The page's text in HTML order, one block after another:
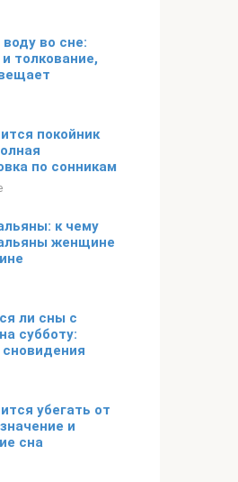
во сне:
толкование,
покойник
по сонникам
к чему
женщине
ли сны с
субботу:
убегать от
и
сна